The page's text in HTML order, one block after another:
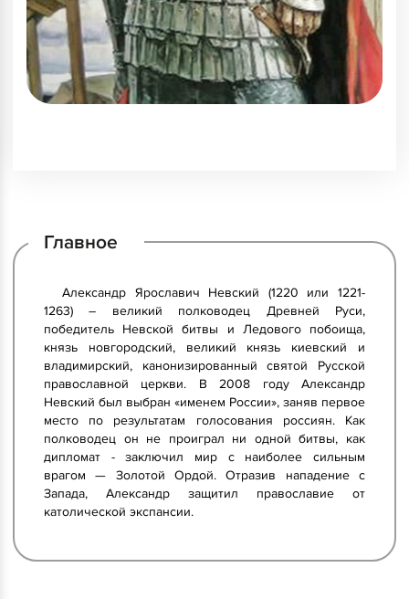
Главное
Александр Ярославич Невский (1220 или 1221-
1263) – великий полководец Древней Руси,
победитель Невской битвы и Ледового побоища,
князь новгородский, великий князь киевский и
владимирский, канонизированный святой Русской
православной церкви. В 2008 году Александр
Невский был выбран «именем России», заняв первое
место по результатам голосования россиян. Как
полководец он не проиграл ни одной битвы, как
дипломат - заключил мир с наиболее сильным
врагом — Золотой Ордой. Отразив нападение с
Запада, Александр защитил православие от
католической экспансии.